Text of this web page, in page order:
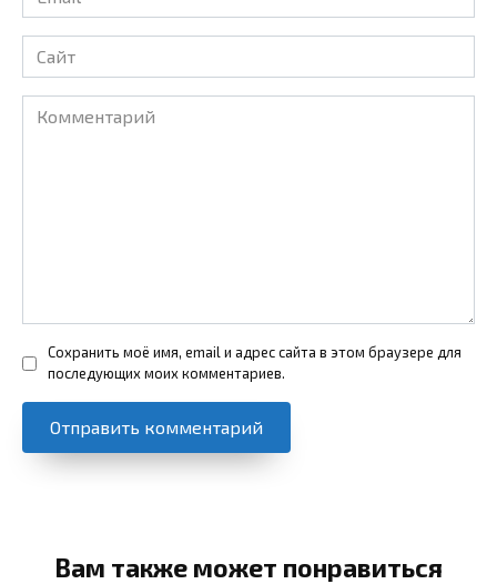
*
Сайт
Комментарий
Сохранить моё имя, email и адрес сайта в этом браузере для
последующих моих комментариев.
Вам также может понравиться